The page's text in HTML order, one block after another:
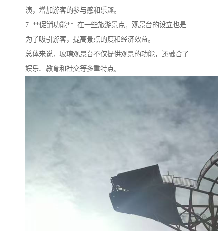
演，增加游客的参与感和乐趣。
7. **促销功能**: 在一些旅游景点，观景台的设立也是
为了吸引游客，提高景点的度和经济效益。
总体来说，玻璃观景台不仅提供观景的功能，还融合了
娱乐、教育和社交等多重特点。